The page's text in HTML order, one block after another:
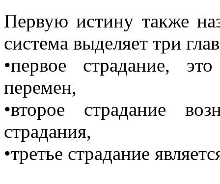
Первую истину также
система выделяет три
•первое страдание,
перемен,
•второе страдание
страдания,
•третье страдание